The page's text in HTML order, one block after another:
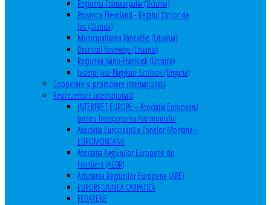
Regiunea Transcarpatia (Ucraina)
Provincia Flevoland - Regatul Ţărilor de
Jos (Olanda)
Municipalitatea Panevėžys (Lituania)
Districtul Panevėžys (Lituania)
Regiunea Ivano-Frankivsk (Ucraina)
Judeţul Jasz-Nagykun-Szolnok (Ungaria)
Cooperare şi promovare internaţională
Reprezentare internaţională
INTERPRET EUROPE – Asociația Europeană
pentru Interpretarea Patrimoniului
Asociația Europeană a Zonelor Montane -
EUROMONTANA
Asociația Regiunilor Europene de
Frontieră (AEBR)
Adunarea Regiunilor Europene (ARE)
EUROREGIUNEA CARPATICĂ
FEDARENE